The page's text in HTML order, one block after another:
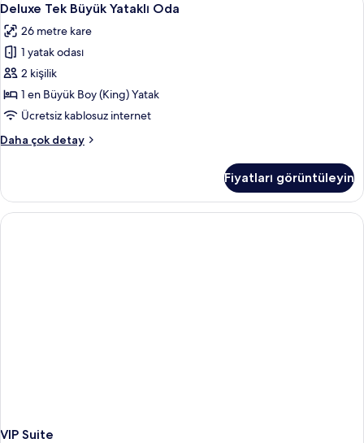
fazla
Tek
Büyük
Yataklı
Oda
için
tüm
görün
2
Deluxe Tek Büyük Yataklı Oda
26 metre kare
1 yatak odası
2 kişilik
1 en Büyük Boy (King) Yatak
Ücretsiz kablosuz internet
Daha çok detay
Deluxe
Oda
hakkında
daha
Fiyatları görüntüleyin
VIP Suite